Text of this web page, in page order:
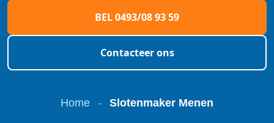
BEL 0493/08 93 59
Contacteer ons
Home - Slotenmaker Menen